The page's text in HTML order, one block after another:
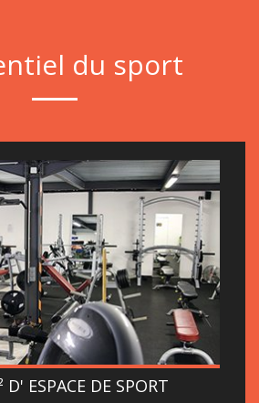
du sport
D' ESPACE DE SPORT